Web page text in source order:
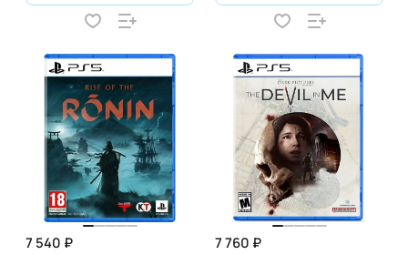
7 540 ₽
7 760 ₽